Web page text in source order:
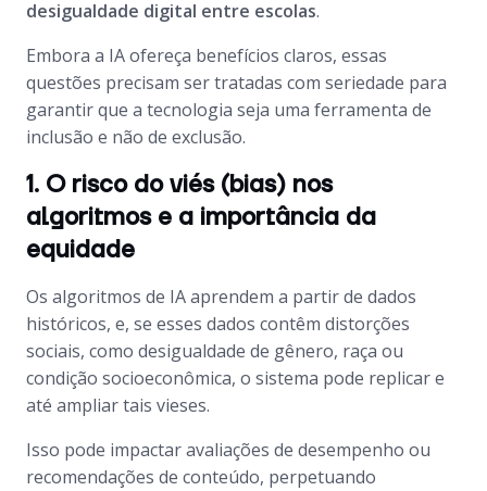
desigualdade digital entre escolas.
Embora a IA ofereça benefícios claros, essas
questões precisam ser tratadas com seriedade para
garantir que a tecnologia seja uma ferramenta de
inclusão e não de exclusão.
1. O risco do viés (bias) nos
algoritmos e a importância da
equidade
Os algoritmos de IA aprendem a partir de dados
históricos, e, se esses dados contêm distorções
sociais, como desigualdade de gênero, raça ou
condição socioeconômica, o sistema pode replicar e
até ampliar tais vieses.
Isso pode impactar avaliações de desempenho ou
recomendações de conteúdo, perpetuando